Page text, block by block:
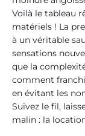
Voilà le tableau
matériels ! La
à un véritable
sensations
que la
comment
en évitant les
Suivez le fil,
malin : la